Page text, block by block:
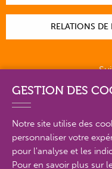
RELATIONS DE
PLAN DU SITE EN DÉTAIL
GESTION DES
Notre site utilise des
personnaliser votre
pour l'analyse et les
Pour en savoir plus sur